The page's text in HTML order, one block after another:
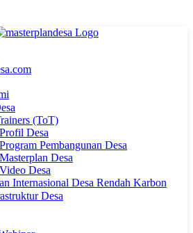
(ToT)
Desa
Pembangunan Desa
Desa
Desa
Internasional Desa Rendah Karbon
Desa